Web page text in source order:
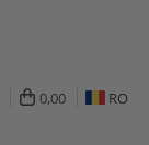
0,00 RO